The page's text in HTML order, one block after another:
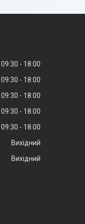
09:30
18:00
09:30
18:00
09:30
18:00
09:30
18:00
09:30
18:00
Вихідний
Вихідний